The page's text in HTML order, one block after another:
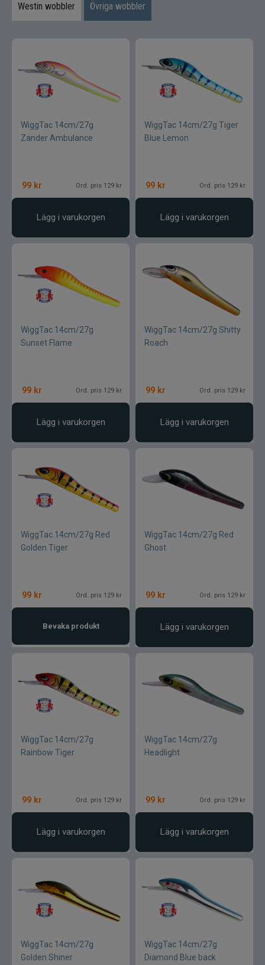
Westin wobbler Övriga wobbler
WiggTac 14cm/27g
Zander Ambulance
99 kr Ord. pris 129 kr
Lägg i varukorgen
WiggTac 14cm/27g Tiger
Blue Lemon
99 kr Ord. pris 129 kr
Lägg i varukorgen
WiggTac 14cm/27g
Sunset Flame
99 kr Ord. pris 129 kr
Lägg i varukorgen
WiggTac 14cm/27g Shitty
Roach
99 kr Ord. pris 129 kr
Lägg i varukorgen
WiggTac 14cm/27g Red
Golden Tiger
99 kr Ord. pris 129 kr
Bevaka produkt
WiggTac 14cm/27g Red
Ghost
99 kr Ord. pris 129 kr
Lägg i varukorgen
WiggTac 14cm/27g
Rainbow Tiger
99 kr Ord. pris 129 kr
Lägg i varukorgen
WiggTac 14cm/27g
Headlight
99 kr Ord. pris 129 kr
Lägg i varukorgen
WiggTac 14cm/27g
Golden Shiner
WiggTac 14cm/27g
Diamond Blue back